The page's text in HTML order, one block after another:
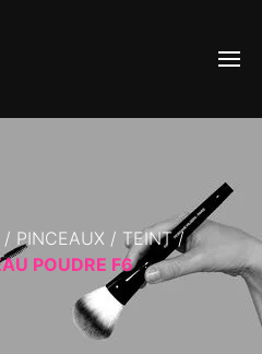
/ PINCEAUX / TEINT /
POUDRE F6